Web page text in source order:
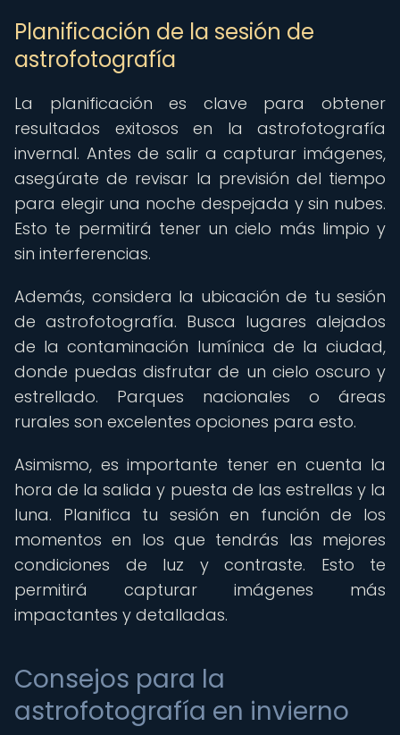
Planificación de la sesión de
astrofotografía
La planificación es clave para obtener
resultados exitosos en la astrofotografía
invernal. Antes de salir a capturar imágenes,
asegúrate de revisar la previsión del tiempo
para elegir una noche despejada y sin nubes.
Esto te permitirá tener un cielo más limpio y
sin interferencias.
Además, considera la ubicación de tu sesión
de astrofotografía. Busca lugares alejados
de la contaminación lumínica de la ciudad,
donde puedas disfrutar de un cielo oscuro y
estrellado. Parques nacionales o áreas
rurales son excelentes opciones para esto.
Asimismo, es importante tener en cuenta la
hora de la salida y puesta de las estrellas y la
luna. Planifica tu sesión en función de los
momentos en los que tendrás las mejores
condiciones de luz y contraste. Esto te
permitirá capturar imágenes más
impactantes y detalladas.
Consejos para la
astrofotografía en invierno